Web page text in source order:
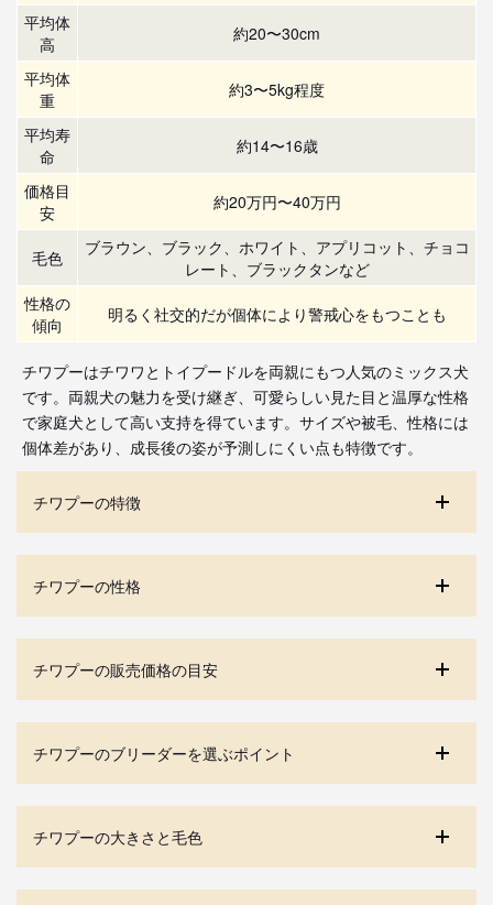
平均体
高
約20〜30cm
平均体
重
約3〜5kg程度
平均寿
命
約14〜16歳
価格目
安
約20万円〜40万円
毛色
ブラウン、ブラック、ホワイト、アプリコット、チョコ
レート、ブラックタンなど
性格の
傾向
明るく社交的だが個体により警戒心をもつことも
チワプーはチワワとトイプードルを両親にもつ人気のミックス犬
です。両親犬の魅力を受け継ぎ、可愛らしい見た目と温厚な性格
で家庭犬として高い支持を得ています。サイズや被毛、性格には
個体差があり、成長後の姿が予測しにくい点も特徴です。
チワプーの特徴
チワプーの性格
チワプーの販売価格の目安
チワプーのブリーダーを選ぶポイント
チワプーの大きさと毛色